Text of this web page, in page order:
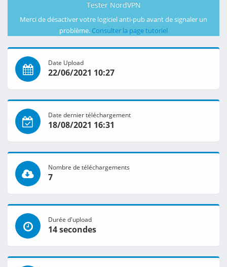
Tester NordVPN
Merci de désactiver votre logiciel anti-pub avant de signaler un
problème. Consulter la page tutoriel
Date Upload
22/06/2021 10:27
Date dernier téléchargement
18/08/2021 16:31
Nombre de téléchargements
7
Durée d'upload
14 secondes